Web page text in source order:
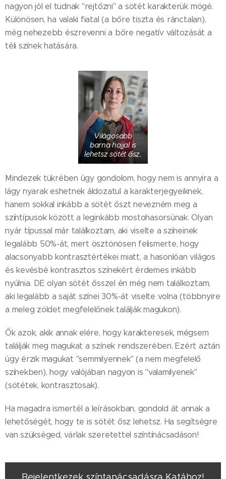
nagyon jól el tudnak "rejtőzni" a sötét karakterük mögé.
Különösen, ha valaki fiatal (a bőre tiszta és ránctalan),
még nehezebb észrevenni a bőre negatív változását a
téli színek hatására.
Világosabb
barna hajjal is
lehetsz sötét ősz.
Mindezek tükrében úgy gondolom, hogy nem is annyira a
lágy nyarak eshetnek áldozatul a karakterjegyeiknek,
hanem sokkal inkább a sötét őszt nevezném meg a
színtípusok között a leginkább mostohasorsúnak. Olyan
nyár típussal már találkoztam, aki viselte a színeinek
legalább 50%-át, mert ösztönösen felismerte, hogy
alacsonyabb kontrasztértékei miatt, a hasonlóan világos
és kevésbé kontrasztos színekért érdemes inkább
nyúlnia. DE olyan sötét ősszel én még nem találkoztam,
aki legalább a saját színei 30%-át viselte volna (többnyire
a meleg zöldet megfelelőnek találják magukon).
Ők azok, akik annak elére, hogy karakteresek, mégsem
találják meg magukat a színek rendszerében. Ezért aztán
úgy érzik magukat "semmilyennek" (a nem megfelelő
színekben), hogy valójában nagyon is "valamilyenek"
(sötétek, kontrasztosak).
Ha magadra ismertél a leírásokban, gondold át annak a
lehetőségét, hogy te is sötét ősz lehetsz. Ha segítségre
van szükséged, várlak szeretettel színtínácsadáson!